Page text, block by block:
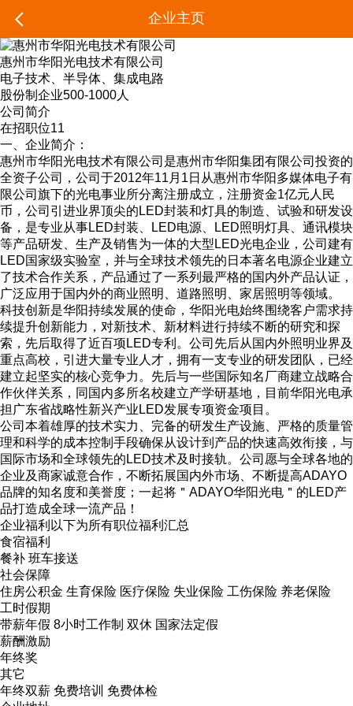
企业主页
惠州市华阳光电技术有限公司
电子技术、半导体、集成电路
股份制企业500-1000人
公司简介
在招职位11
一、企业简介：
惠州市华阳光电技术有限公司是惠州市华阳集团有限公司投资的
全资子公司，公司于2012年11月1日从惠州市华阳多媒体电子有
限公司旗下的光电事业所分离注册成立，注册资金1亿元人民
币，公司引进业界顶尖的LED封装和灯具的制造、试验和研发设
备，是专业从事LED封装、LED电源、LED照明灯具、通讯模块
等产品研发、生产及销售为一体的大型LED光电企业，公司建有
LED国家级实验室，并与全球技术领先的日本著名电源企业建立
了技术合作关系，产品通过了一系列最严格的国内外产品认证，
广泛应用于国内外的商业照明、道路照明、家居照明等领域。
科技创新是华阳持续发展的使命，华阳光电始终围绕客户需求持
续提升创新能力，对新技术、新材料进行持续不断的研究和探
索，先后取得了近百项LED专利。公司先后从国内外照明业界及
重点高校，引进大量专业人才，拥有一支专业的研发团队，已经
建立起坚实的核心竞争力。先后与一些国际知名厂商建立战略合
作伙伴关系，同国内多所名校建立产学研基地，目前华阳光电承
担广东省战略性新兴产业LED发展专项资金项目。
公司本着雄厚的技术实力、完备的研发生产设施、严格的质量管
理和科学的成本控制手段确保从设计到产品的快速高效衔接，与
国际市场和全球领先的LED技术及时接轨。公司愿与全球各地的
企业及商家诚意合作，不断拓展国内外市场、不断提高ADAYO
品牌的知名度和美誉度；一起将＂ADAYO华阳光电＂的LED产
品打造成全球一流产品！
企业福利 以下为所有职位福利汇总
食宿福利
餐补 班车接送
社会保障
住房公积金 生育保险 医疗保险 失业保险 工伤保险 养老保险
工时假期
带薪年假 8小时工作制 双休 国家法定假
薪酬激励
年终奖
其它
年终双薪 免费培训 免费体检